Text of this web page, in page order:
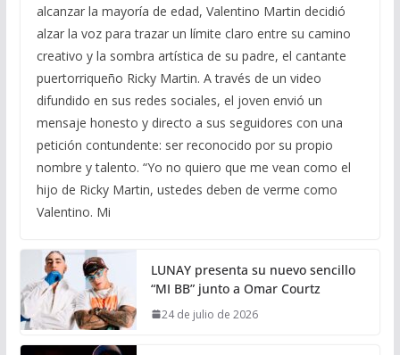
alcanzar la mayoría de edad, Valentino Martin decidió
alzar la voz para trazar un límite claro entre su camino
creativo y la sombra artística de su padre, el cantante
puertorriqueño Ricky Martin. A través de un video
difundido en sus redes sociales, el joven envió un
mensaje honesto y directo a sus seguidores con una
petición contundente: ser reconocido por su propio
nombre y talento. “Yo no quiero que me vean como el
hijo de Ricky Martin, ustedes deben de verme como
Valentino. Mi
LUNAY presenta su nuevo sencillo
“MI BB” junto a Omar Courtz
24 de julio de 2026